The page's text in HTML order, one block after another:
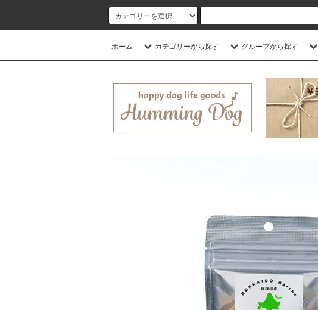
ホーム カテゴリーから探す グループから探す